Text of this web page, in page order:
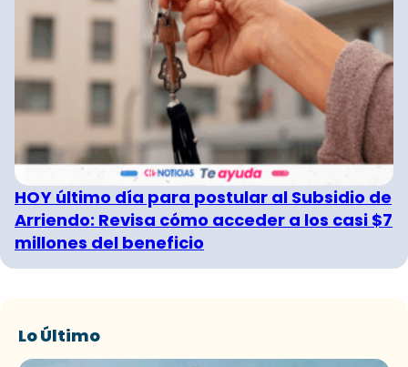
HOY último día para postular al Subsidio de
Arriendo: Revisa cómo acceder a los casi $7
millones del beneficio
Lo Último